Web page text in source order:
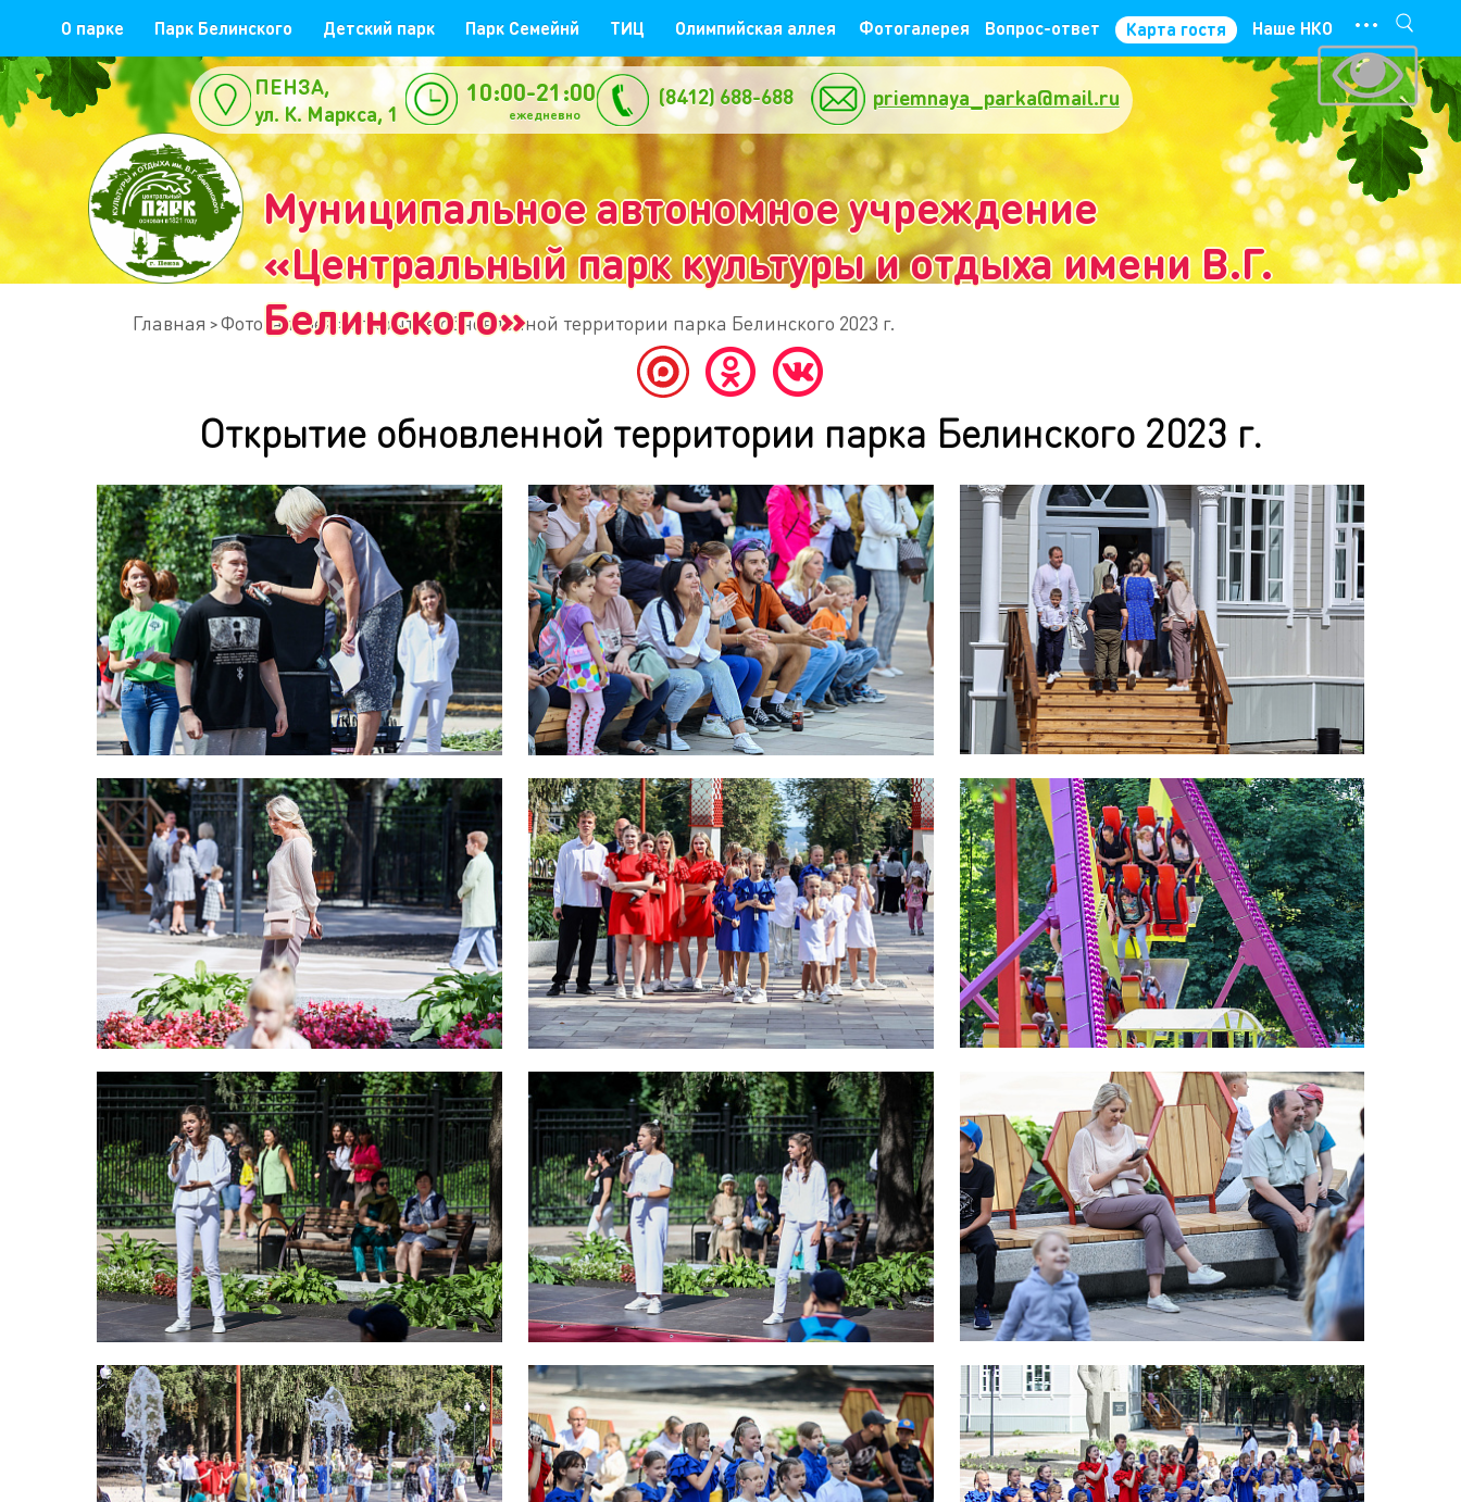
О парке Парк Белинского Детский парк Парк Семейнй ТИЦ Олимпийская аллея Фотогалерея Вопрос-ответ Карта гостя Наше НКО ···
Муниципальное автономное учреждение
«Центральный парк культуры и отдыха имени В.Г.
Белинского»
ПЕНЗА,
ул. К. Маркса, 1
10:00-21:00
ежедневно
(8412) 688-688 priemnaya_parka@mail.ru
Главная Фотогалерея Открытие обновленной территории парка Белинского 2023 г.
Открытие обновленной территории парка Белинского 2023 г.